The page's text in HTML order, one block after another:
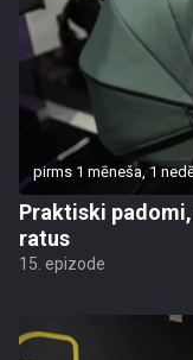
pirms 1 mēneša, 1
Praktiski
ratus
15. epizode